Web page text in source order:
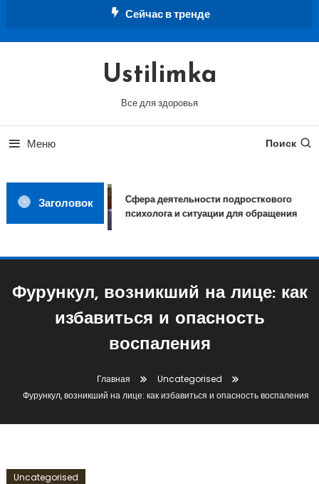
Сейчас в тренде
Ustilimka
Все для здоровья
Меню Поиск
Заголовок
Сфера деятельности подросткового
психолога и ситуации для обращения
Фурункул, возникший на лице: как
избавиться и опасность
воспаления
Главная
Uncategorised
Фурункул, возникший на лице: как избавиться и опасность воспаления
Uncategorised